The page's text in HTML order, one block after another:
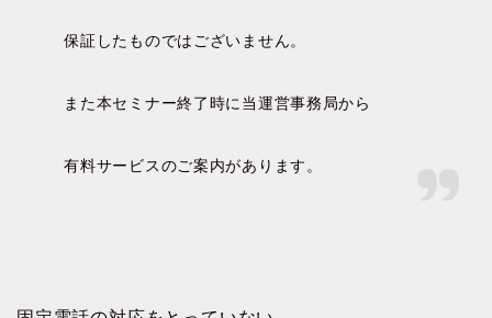
保証したものではございません。
また本セミナー終了時に当運営事務局から
有料サービスのご案内があります。